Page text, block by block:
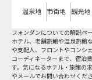
温泉地 市街地 観光地
フォンダンについての解説ペ
ホテル、老舗旅館や温泉旅館
や支配人、フロントやコンシ
コーディネーターまで、宿泊
す。気になるホテル・旅館の
やメールでお問い合わせくだ